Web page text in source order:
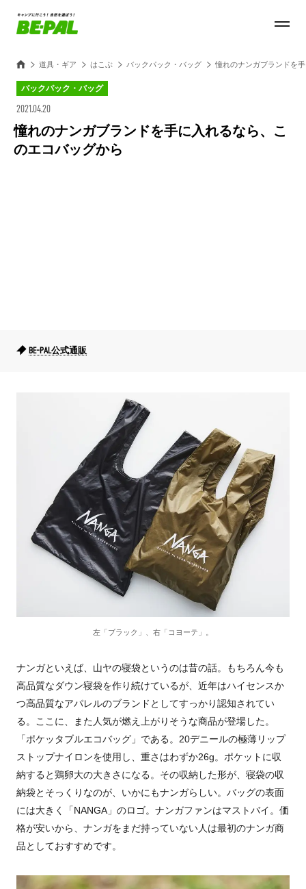
道具・ギア はこぶ バックパック・バッグ 憧れのナンガブランドを
バックパック・バッグ
2021.04.20
憧れのナンガブランドを手に入れるなら、こ
のエコバッグから
BE-PAL公式通販
左「ブラック」、右「コヨーテ」。
ナンガといえば、山ヤの寝袋というのは昔の話。もちろん今も
高品質なダウン寝袋を作り続けているが、近年はハイセンスか
つ高品質なアパレルのブランドとしてすっかり認知されてい
る。ここに、また人気が燃え上がりそうな商品が登場した。
「ポケッタブルエコバッグ」である。20デニールの極薄リップ
ストップナイロンを使用し、重さはわずか26g。ポケットに収
納すると鶏卵大の大きさになる。その収納した形が、寝袋の収
納袋とそっくりなのが、いかにもナンガらしい。バッグの表面
には大きく「NANGA」のロゴ。ナンガファンはマストバイ。価
格が安いから、ナンガをまだ持っていない人は最初のナンガ商
品としておすすめです。